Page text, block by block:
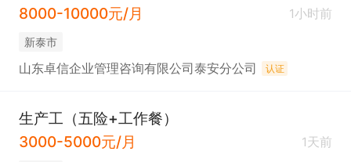
8000-10000元/月
1小时前
新泰市
山东卓信企业管理咨询有限公司泰安分公司 认证
生产工（五险+工作餐）
3000-5000元/月
1天前